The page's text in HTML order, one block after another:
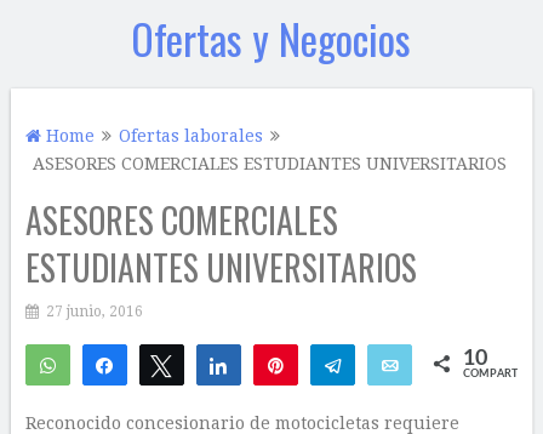
Ofertas y Negocios
Home
Ofertas laborales
ASESORES COMERCIALES ESTUDIANTES UNIVERSITARIOS
ASESORES COMERCIALES
ESTUDIANTES UNIVERSITARIOS
27 junio, 2016
WhatsAppCompartirTwittear Compartir Telegram Email 10
COMPARTIR
Reconocido concesionario de motocicletas requiere